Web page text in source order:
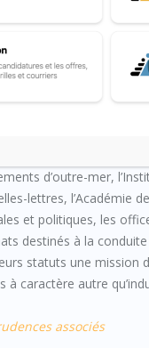
d’outre-mer,
lettres, l’Académie
et politiques, les
destinés à la
statuts une mission
à caractère autre
associés